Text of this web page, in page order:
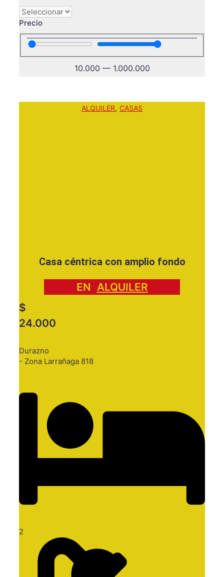
Precio
10.000 — 1.000.000
ALQUILER, CASAS
Casa céntrica con amplio fondo
EN ALQUILER
$
24.000
Durazno
- Zona Larrañaga 818
2